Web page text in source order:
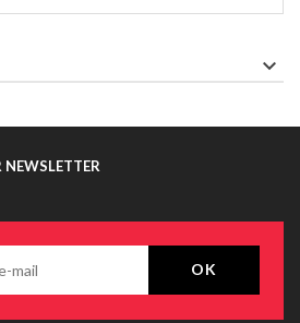

NEWSLETTER